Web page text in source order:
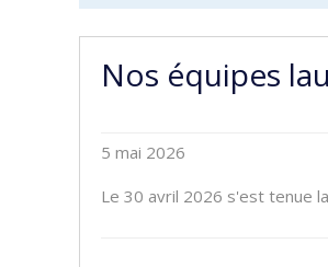
Nos équipes
5 mai 2026
Le 30 avril 2026 s'est tenue